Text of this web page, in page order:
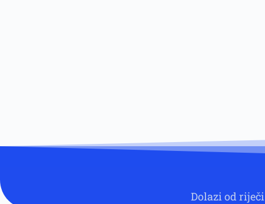
Dolazi od riječi